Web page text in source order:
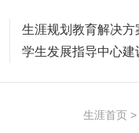
生涯规划教育解决方
学生发展指导中心建
生涯首页 >